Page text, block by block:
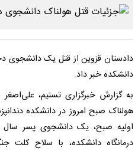
دادستان قزوین از قتل یک دانشجوی
دانشکده خبر داد.
به گزارش خبرگزاری تسنیم،
هولناک صبح امروز در دانشکده
اولیه صبح، یک دانشجوی پسر سال
درمانگاه دانشکده، با سلاح